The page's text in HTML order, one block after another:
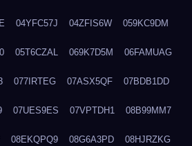
04YFC57J 04ZFIS6W 059KC9DM
05T6CZAL 069K7D5M 06FAMUAG
077IRTEG 07ASX5QF 07BDB1DD
07UES9ES 07VPTDH1 08B99MM7
08EKQPQ9 08G6A3PD 08HJRZKG